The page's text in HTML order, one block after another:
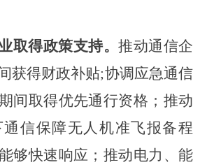
取得政策支持。推动通信企
获得财政补贴;协调应急通信
间取得优先通行资格； 推动
信保障无人机准飞报备程
够快速响应；推动电力、能